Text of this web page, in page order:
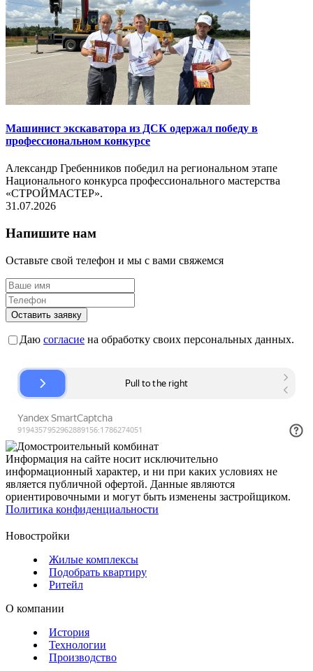
Машинист экскаватора из ДСК одержал победу в
профессиональном конкурсе
Александр Гребенников победил на региональном этапе
Национального конкурса профессионального мастерства
«СТРОЙМАСТЕР».
31.07.2026
Напишите нам
Оставьте свой телефон и мы с вами свяжемся
Оставить заявку
Даю согласие на обработку своих персональных данных.
Информация на сайте носит исключительно
информационный характер, и ни при каких условиях не
является публичной офертой. Данные являются
ориентировочными и могут быть изменены застройщиком.
Политика конфиденциальности
Новостройки
Жилые комплексы
Подобрать квартиру
Ритейл
О компании
История
Технологии
Производство